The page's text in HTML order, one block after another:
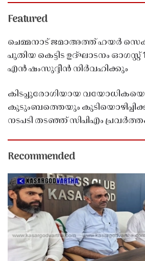
Featured
ചെമ്മനാട് ജമാഅത്ത് ഹയർ
പുതിയ കെട്ടിട ഉദ്ഘാടനം ഓഗസ്റ്റ്
എൻ ഷംസുദ്ദീൻ നിർവഹിക്കും
കിടപ്പുരോഗിയായ
കുടുംബത്തെയും
നടപടി തടഞ്ഞ് സിപിഎം
Recommended